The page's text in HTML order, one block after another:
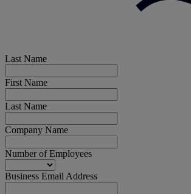
Last Name
First Name
Last Name
Company Name
Number of Employees
Business Email Address